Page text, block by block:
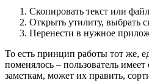
Скопировать текст или
Открыть утилиту, выбрать
Перенести в нужное
То есть принцип работы тот же,
поменялось – пользователь
заметкам, может их править,